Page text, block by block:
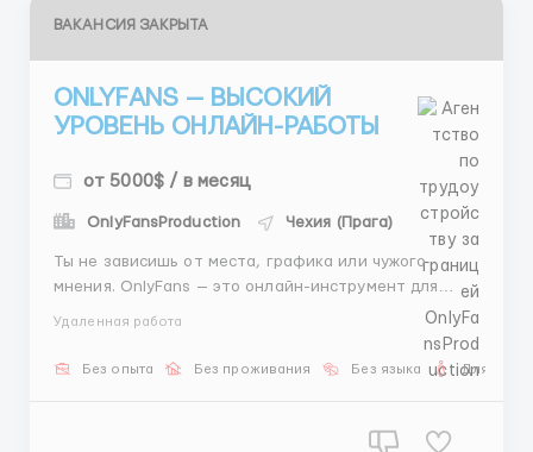
ВАКАНСИЯ ЗАКРЫТА
ONLYFANS — ВЫСОКИЙ
УРОВЕНЬ ОНЛАЙН-РАБОТЫ
от 5000$ / в месяц
OnlyFansProduction Чехия (Прага)
Ты не зависишь от места, графика или чужого
мнения. OnlyFans — это онлайн-инструмент для
создаём условия, где рост — закономерность, а не
случайность. Если ты готова к системному
Удаленная работа
Без опыта Без проживания Без языка Для